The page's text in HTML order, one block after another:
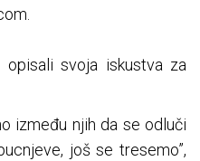
svoja iskustva za
između njih da se odluči
još se tresemo”,